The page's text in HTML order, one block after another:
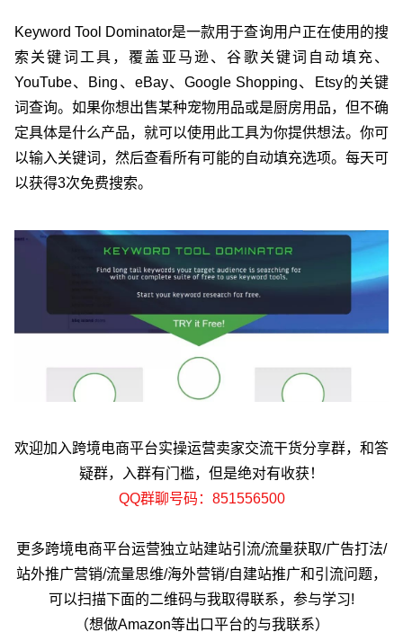
Keyword Tool Dominator是一款用于查询用户正在使用的搜
索关键词工具，覆盖亚马逊、谷歌关键词自动填充、
YouTube、Bing、eBay、Google Shopping、Etsy的关键
词查询。如果你想出售某种宠物用品或是厨房用品，但不确
定具体是什么产品，就可以使用此工具为你提供想法。你可
以输入关键词，然后查看所有可能的自动填充选项。每天可
以获得3次免费搜索。
欢迎加入跨境电商平台实操运营卖家交流干货分享群，和答
疑群，入群有门槛，但是绝对有收获！
QQ群聊号码：851556500
更多跨境电商平台运营独立站建站引流/流量获取/广告打法/
站外推广营销/流量思维/海外营销/自建站推广和引流问题，
可以扫描下面的二维码与我取得联系，参与学习!
（想做Amazon等出口平台的与我联系）